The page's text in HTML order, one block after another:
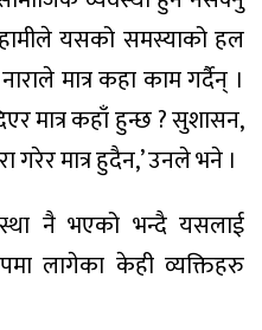
यसको समस्याको हल
मात्र कहा काम गर्दैन् ।
मात्र कहाँ हुन्छ ? सुशासन,
गरेर मात्र हुदैन,’ उनले भने ।
नै भएको भन्दै यसलाई
लागेका केही व्यक्तिहरु